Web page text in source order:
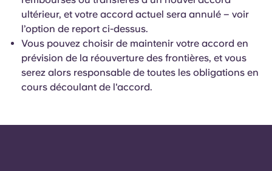
ultérieur, et votre accord actuel sera annulé – voir
l’option de report ci-dessus.
Vous pouvez choisir de maintenir votre accord en
prévision de la réouverture des frontières, et vous
serez alors responsable de toutes les obligations en
cours découlant de l'accord.